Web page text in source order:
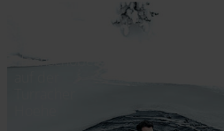
Hochschober